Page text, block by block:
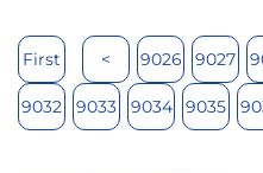
First < 9026 9027
9032 9033 9034 9035